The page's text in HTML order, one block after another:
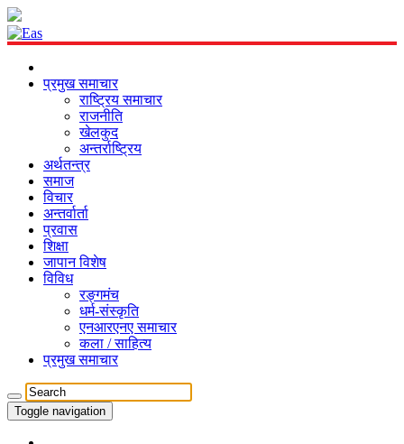
प्रमुख समाचार
राष्ट्रिय समाचार
राजनीति
खेलकुद
अन्तर्राष्ट्रिय
अर्थतन्त्र
समाज
विचार
अन्तर्वार्ता
प्रवास
शिक्षा
जापान विशेष
विविध
रङ्गमंच
धर्म-संस्कृति
एनआरएनए समाचार
कला / साहित्य
प्रमुख समाचार
Toggle navigation